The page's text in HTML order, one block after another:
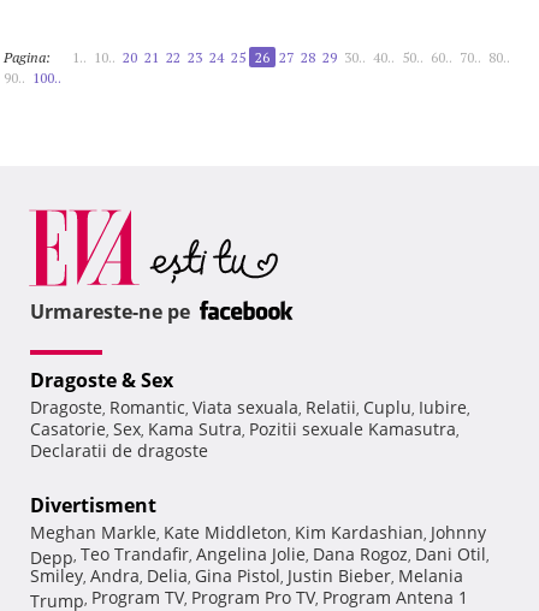
Pagina: 1.. 10.. 20 21 22 23 24 25 26 27 28 29 30.. 40.. 50.. 60.. 70.. 80..
90.. 100..
Urmareste-ne pe
Dragoste & Sex
Dragoste, Romantic, Viata sexuala, Relatii, Cuplu, Iubire,
Casatorie, Sex, Kama Sutra, Pozitii sexuale Kamasutra,
Declaratii de dragoste
Divertisment
Meghan Markle, Kate Middleton, Kim Kardashian, Johnny
Depp, Teo Trandafir, Angelina Jolie, Dana Rogoz, Dani Otil,
Smiley, Andra, Delia, Gina Pistol, Justin Bieber, Melania
Trump, Program TV, Program Pro TV, Program Antena 1